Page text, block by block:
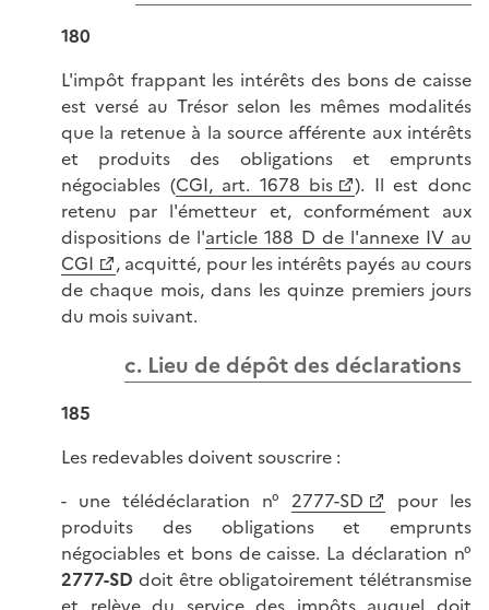
180
L'impôt frappant les intérêts des bons de caisse
est versé au Trésor selon les mêmes modalités
que la retenue à la source afférente aux intérêts
et produits des obligations et emprunts
négociables (CGI, art. 1678 bis
). Il est donc
retenu par l'émetteur et, conformément aux
dispositions de l'article 188 D de l'annexe IV au
CGI
, acquitté, pour les intérêts payés au cours
de chaque mois, dans les quinze premiers jours
du mois suivant.
c. Lieu de dépôt des déclarations
185
Les redevables doivent souscrire :
- une télédéclaration n° 2777-SD
pour les
produits des obligations et emprunts
négociables et bons de caisse. La déclaration n°
2777-SD doit être obligatoirement télétransmise